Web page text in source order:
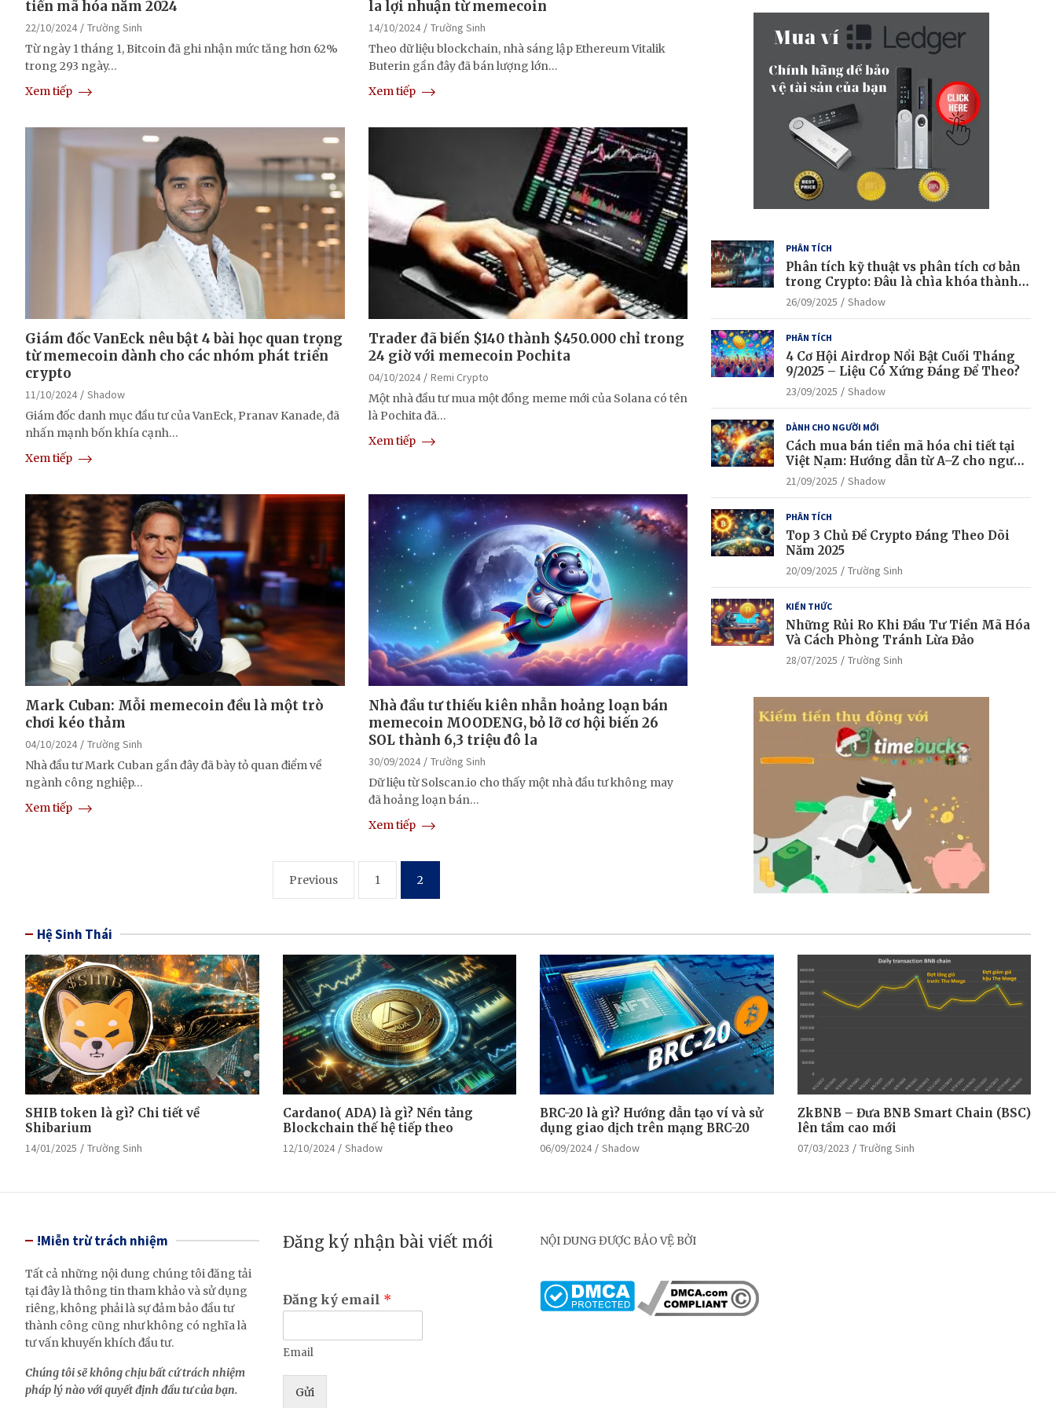
tiền mã hóa năm 2024
22/10/2024
Trường Sinh
Từ ngày 1 tháng 1, Bitcoin đã ghi nhận mức tăng hơn 62%
trong 293 ngày…
Xem tiếp
la lợi nhuận từ memecoin
14/10/2024
Trường Sinh
Theo dữ liệu blockchain, nhà sáng lập Ethereum Vitalik
Buterin gần đây đã bán lượng lớn…
Xem tiếp
Giám đốc VanEck nêu bật 4 bài học quan trọng
từ memecoin dành cho các nhóm phát triển
crypto
11/10/2024
Shadow
Giám đốc danh mục đầu tư của VanEck, Pranav Kanade, đã
nhấn mạnh bốn khía cạnh…
Xem tiếp
Trader đã biến $140 thành $450.000 chỉ trong
24 giờ với memecoin Pochita
04/10/2024
Remi Crypto
Một nhà đầu tư mua một đồng meme mới của Solana có tên
là Pochita đã…
Xem tiếp
Mark Cuban: Mỗi memecoin đều là một trò
chơi kéo thảm
04/10/2024
Trường Sinh
Nhà đầu tư Mark Cuban gần đây đã bày tỏ quan điểm về
ngành công nghiệp…
Xem tiếp
Nhà đầu tư thiếu kiên nhẫn hoảng loạn bán
memecoin MOODENG, bỏ lỡ cơ hội biến 26
SOL thành 6,3 triệu đô la
30/09/2024
Trường Sinh
Dữ liệu từ Solscan.io cho thấy một nhà đầu tư không may
đã hoảng loạn bán…
Xem tiếp
Previous 1 2
PHÂN TÍCH
Phân tích kỹ thuật vs phân tích cơ bản
trong Crypto: Đâu là chìa khóa thành
công?
26/09/2025 Shadow
PHÂN TÍCH
4 Cơ Hội Airdrop Nổi Bật Cuối Tháng
9/2025 – Liệu Có Xứng Đáng Để Theo?
23/09/2025 Shadow
DÀNH CHO NGƯỜI MỚI
Cách mua bán tiền mã hóa chi tiết tại
Việt Nam: Hướng dẫn từ A–Z cho người
mới bắt đầu
21/09/2025 Shadow
PHÂN TÍCH
Top 3 Chủ Đề Crypto Đáng Theo Dõi
Năm 2025
20/09/2025 Trường Sinh
KIẾN THỨC
Những Rủi Ro Khi Đầu Tư Tiền Mã Hóa
Và Cách Phòng Tránh Lừa Đảo
28/07/2025 Trường Sinh
Hệ Sinh Thái
SHIB token là gì? Chi tiết về
Shibarium
14/01/2025 Trường Sinh
Cardano( ADA) là gì? Nền tảng
Blockchain thế hệ tiếp theo
12/10/2024 Shadow
BRC-20 là gì? Hướng dẫn tạo ví và sử
dụng giao dịch trên mạng BRC-20
06/09/2024 Shadow
ZkBNB – Đưa BNB Smart Chain (BSC)
lên tầm cao mới
07/03/2023 Trường Sinh
!Miễn trừ trách nhiệm
Tất cả những nội dung chúng tôi đăng tải
tại đây là thông tin tham khảo và sử dụng
riêng, không phải là sự đảm bảo đầu tư
thành công cũng như không có nghĩa là
tư vấn khuyến khích đầu tư.
Chúng tôi sẽ không chịu bất cứ trách nhiệm
pháp lý nào với quyết định đầu tư của bạn.
Đăng ký nhận bài viết mới
Đăng ký email *
Email
Gửi
NỘI DUNG ĐƯỢC BẢO VỆ BỞI